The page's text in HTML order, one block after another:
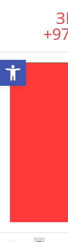
Открыть панель